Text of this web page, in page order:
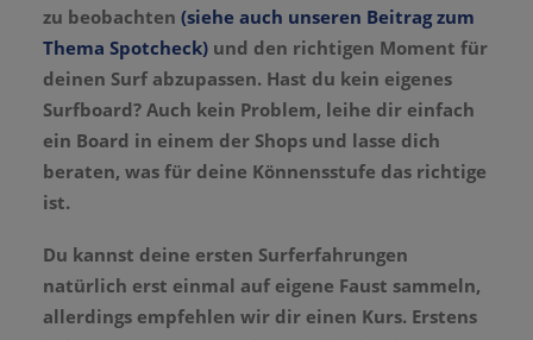
zu beobachten (siehe auch unseren Beitrag zum
Thema Spotcheck) und den richtigen Moment für
deinen Surf abzupassen. Hast du kein eigenes
Surfboard? Auch kein Problem, leihe dir einfach
ein Board in einem der Shops und lasse dich
beraten, was für deine Könnensstufe das richtige
ist.
Du kannst deine ersten Surferfahrungen
natürlich erst einmal auf eigene Faust sammeln,
allerdings empfehlen wir dir einen Kurs. Erstens